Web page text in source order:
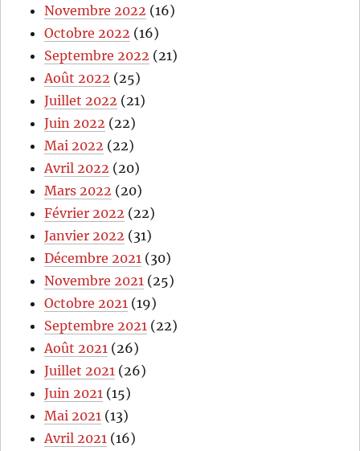
Novembre 2022 (16)
Octobre 2022 (16)
Septembre 2022 (21)
Août 2022 (25)
Juillet 2022 (21)
Juin 2022 (22)
Mai 2022 (22)
Avril 2022 (20)
Mars 2022 (20)
Février 2022 (22)
Janvier 2022 (31)
Décembre 2021 (30)
Novembre 2021 (25)
Octobre 2021 (19)
Septembre 2021 (22)
Août 2021 (26)
Juillet 2021 (26)
Juin 2021 (15)
Mai 2021 (13)
Avril 2021 (16)